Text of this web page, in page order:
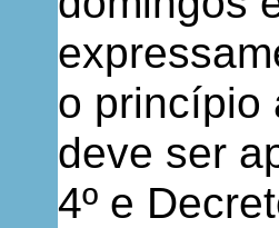
o princípio
deve ser
4º e